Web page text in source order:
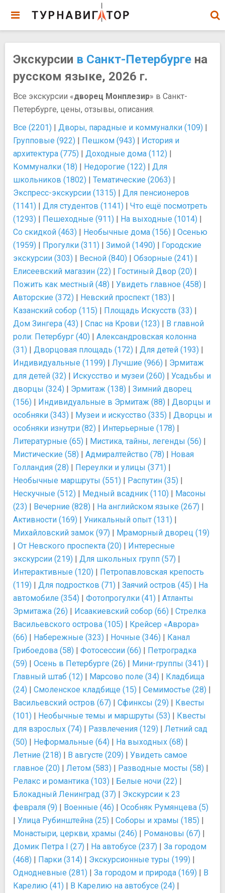
Экскурсии в Санкт-Петербурге на
русском языке, 2026 г.
Все экскурсии «дворец Монплезир» в Санкт-
Петербурге, цены, отзывы, описания.
Все (2201) | Дворы, парадные и коммуналки (109) |
Групповые (922) | Пешком (943) | История и
архитектура (775) | Доходные дома (112) |
Коммуналки (18) | Недорогие (122) | Для
школьников (1802) | Тематические (2063) |
Экспресс-экскурсии (1315) | Для пенсионеров
(1141) | Для студентов (1141) | Что ещё посмотреть
(1293) | Пешеходные (911) | На выходные (1014) |
Со скидкой (463) | Необычные дома (156) | Осенью
(1959) | Прогулки (311) | Зимой (1490) | Городские
экскурсии (303) | Весной (840) | Обзорные (241) |
Елисеевский магазин (22) | Гостиный Двор (20) |
Пожить как местный (48) | Увидеть главное (458) |
Авторские (372) | Невский проспект (183) |
Казанский собор (115) | Площадь Искусств (33) |
Дом Зингера (43) | Спас на Крови (123) | В главной
роли: Петербург (40) | Александровская колонна
(31) | Дворцовая площадь (172) | Для детей (193) |
Индивидуальные (1199) | Лучшие (966) | Эрмитаж
для детей (32) | Искусство и музеи (260) | Усадьбы и
дворцы (324) | Эрмитаж (138) | Зимний дворец
(156) | Индивидуальные в Эрмитаж (88) | Дворцы и
особняки (343) | Музеи и искусство (335) | Дворцы и
особняки изнутри (82) | Интерьерные (178) |
Литературные (65) | Мистика, тайны, легенды (56) |
Мистические (58) | Адмиралтейство (78) | Новая
Голландия (28) | Переулки и улицы (371) |
Необычные маршруты (551) | Распутин (35) |
Нескучные (512) | Медный всадник (110) | Масоны
(23) | Вечерние (828) | На английском языке (267) |
Активности (169) | Уникальный опыт (131) |
Михайловский замок (97) | Мраморный дворец (19)
| От Невского проспекта (20) | Интересные
экскурсии (219) | Для школьных групп (57) |
Интерактивные (120) | Петропавловская крепость
(119) | Для подростков (71) | Заячий остров (45) | На
автомобиле (354) | Фотопрогулки (41) | Атланты
Эрмитажа (26) | Исаакиевский собор (66) | Стрелка
Васильевского острова (105) | Крейсер «Аврора»
(66) | Набережные (323) | Ночные (346) | Канал
Грибоедова (58) | Фотосессии (66) | Петроградка
(59) | Осень в Петербурге (26) | Мини-группы (341) |
Главный штаб (12) | Марсово поле (34) | Кладбища
(24) | Смоленское кладбище (15) | Семимостье (28) |
Васильевский остров (67) | Сфинксы (29) | Квесты
(101) | Необычные темы и маршруты (53) | Квесты
для взрослых (74) | Развлечения (129) | Летний сад
(50) | Неформальные (64) | На выходных (68) |
Летние (218) | В августе (209) | Увидеть самое
главное (20) | Летом (583) | Разводные мосты (58) |
Релакс и романтика (103) | Белые ночи (22) |
Блокадный Ленинград (37) | Экскурсии к 23
февраля (9) | Военные (46) | Особняк Румянцева (5)
| Улица Рубинштейна (25) | Соборы и храмы (185) |
Монастыри, церкви, храмы (246) | Романовы (67) |
Домик Петра I (27) | На автобусе (237) | За городом
(468) | Парки (314) | Экскурсионные туры (199) |
Однодневные (281) | За городом и природа (169) | В
Карелию (41) | В Карелию на автобусе (24) |